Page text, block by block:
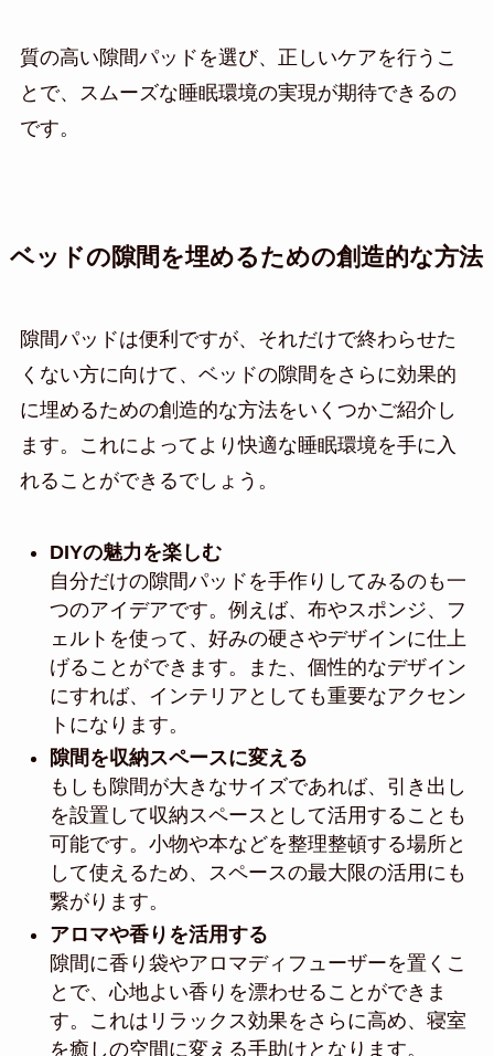
質の高い隙間パッドを選び、正しいケアを行うこ
とで、スムーズな睡眠環境の実現が期待できるの
です。
ベッドの隙間を埋めるための創造的な方法
隙間パッドは便利ですが、それだけで終わらせた
くない方に向けて、ベッドの隙間をさらに効果的
に埋めるための創造的な方法をいくつかご紹介し
ます。これによってより快適な睡眠環境を手に入
れることができるでしょう。
DIYの魅力を楽しむ
自分だけの隙間パッドを手作りしてみるのも一
つのアイデアです。例えば、布やスポンジ、フ
ェルトを使って、好みの硬さやデザインに仕上
げることができます。また、個性的なデザイン
にすれば、インテリアとしても重要なアクセン
トになります。
隙間を収納スペースに変える
もしも隙間が大きなサイズであれば、引き出し
を設置して収納スペースとして活用することも
可能です。小物や本などを整理整頓する場所と
して使えるため、スペースの最大限の活用にも
繋がります。
アロマや香りを活用する
隙間に香り袋やアロマディフューザーを置くこ
とで、心地よい香りを漂わせることができま
す。これはリラックス効果をさらに高め、寝室
を癒しの空間に変える手助けとなります。